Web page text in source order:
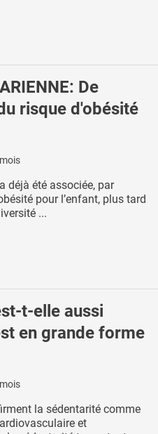
De
risque d'obésité
déjà été associée, par
pour l’enfant, plus tard
...
t-elle aussi
en grande forme
la sédentarité comme
et